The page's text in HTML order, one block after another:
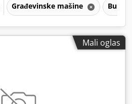
Građevinske mašine
Mali oglas